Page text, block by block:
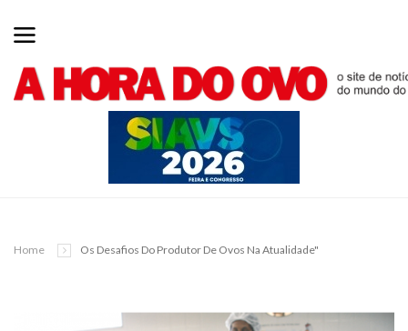
Home Os Desafios Do Produtor De Ovos Na Atualidade"